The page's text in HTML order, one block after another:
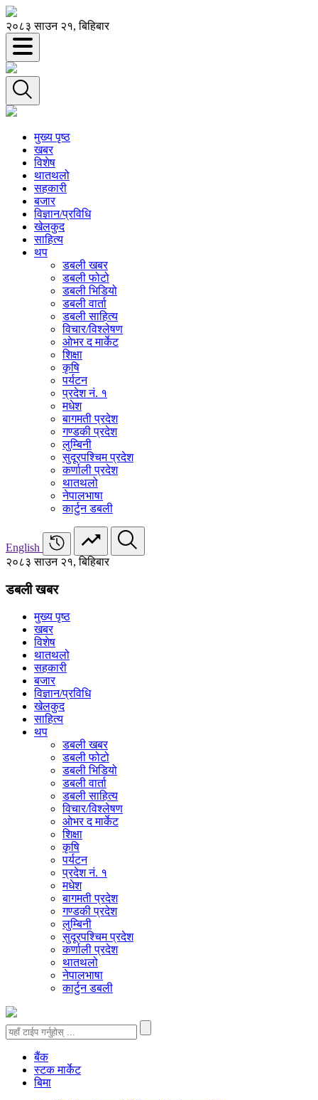
२०८३ साउन २१, बिहिबार
मुख्य पृष्ठ
खबर
विशेष
थातथलो
सहकारी
बजार
विज्ञान/प्रविधि
खेलकुद
साहित्य
थप
डबली खबर
डबली फोटो
डबली भिडियो
डबली वार्ता
डबली साहित्य
विचार/विश्‍लेषण
ओभर द मार्केट
शिक्षा
कृषि
पर्यटन
प्रदेश नं. १
मधेश
बागमती प्रदेश
गण्डकी प्रदेश
लुम्बिनी
सुदूरपश्चिम प्रदेश
कर्णाली प्रदेश
थातथलो
नेपालभाषा
कार्टुन डबली
English
२०८३ साउन २१, बिहिबार
डबली खबर
मुख्य पृष्ठ
खबर
विशेष
थातथलो
सहकारी
बजार
विज्ञान/प्रविधि
खेलकुद
साहित्य
थप
डबली खबर
डबली फोटो
डबली भिडियो
डबली वार्ता
डबली साहित्य
विचार/विश्‍लेषण
ओभर द मार्केट
शिक्षा
कृषि
पर्यटन
प्रदेश नं. १
मधेश
बागमती प्रदेश
गण्डकी प्रदेश
लुम्बिनी
सुदूरपश्चिम प्रदेश
कर्णाली प्रदेश
थातथलो
नेपालभाषा
कार्टुन डबली
बैंक
स्टक मार्केट
बिमा